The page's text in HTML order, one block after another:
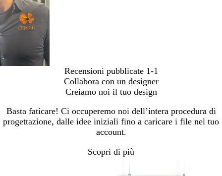
Recensioni pubblicate 1-1
Collabora con un designer
Creiamo noi il tuo design
Basta faticare! Ci occuperemo noi dell’intera procedura di
progettazione, dalle idee iniziali fino a caricare i file nel tuo
account.
Scopri di più